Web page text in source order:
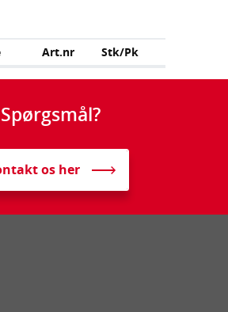
Art.nr Stk/Pk
Spørgsmål?
os her